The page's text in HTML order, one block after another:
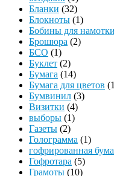
Бланки (32)
Блокноты (1)
Бобины для
Брошюра (2)
БСО (1)
Буклет (2)
Бумага (14)
Бумага для цветов
Бумвинил (3)
Визитки (4)
выборы (1)
Газеты (2)
Голограмма (1)
гофрированная
Гофротара (5)
Грамоты (10)